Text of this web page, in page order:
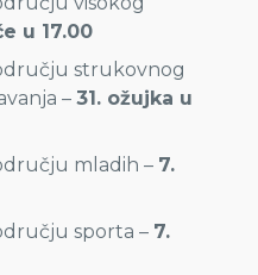
u 17.00
strukovnog
– 31. ožujka u
mladih – 7.
sporta – 7.